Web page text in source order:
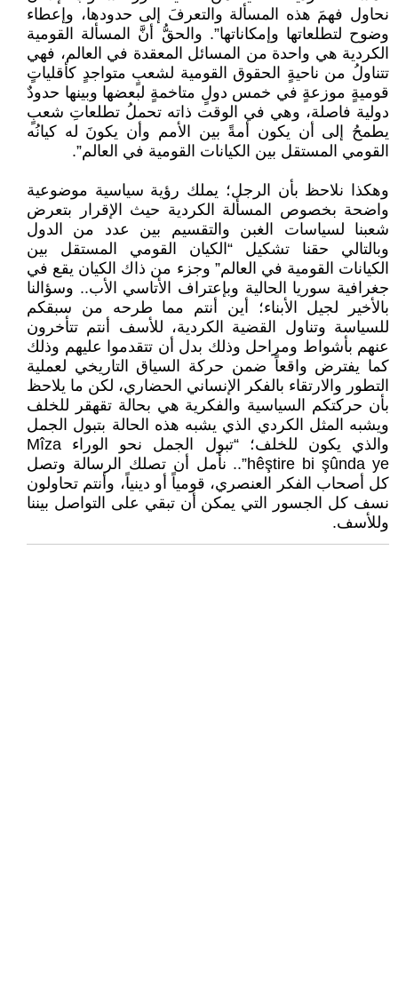
نحاول فهمَ هذه المسألة والتعرفَ إلى حدودها، وإعطاء
وضوح لتطلعاتها وإمكاناتها”. والحقُّ أنَّ المسألة القومية
الكردية هي واحدة من المسائل المعقدة في العالم، فهي
تتناولُ من ناحيةٍ الحقوق القومية لشعبٍ متواجدٍ كأقلياتٍ
قوميةٍ موزعةٍ في خمس دولٍ متاخمةٍ لبعضها وبينها حدودٌ
دولية فاصلة، وهي في الوقت ذاته تحملُ تطلعاتِ شعبٍ
يطمحُ إلى أن يكون أمةً بين الأمم وأن يكونَ له كيانُه
القومي المستقل بين الكيانات القومية في العالم”.
وهكذا نلاحظ بأن الرجل؛ يملك رؤية سياسية موضوعية
واضحة بخصوص المسألة الكردية حيث الإقرار بتعرض
شعبنا لسياسات الغبن والتقسيم بين عدد من الدول
وبالتالي حقنا تشكيل “الكيان القومي المستقل بين
الكيانات القومية في العالم” وجزء من ذاك الكيان يقع في
جغرافية سوريا الحالية وبإعتراف الأتاسي الأب.. وسؤالنا
بالأخير لجيل الأبناء؛ أين أنتم مما طرحه من سبقكم
للسياسة وتناول القضية الكردية، للأسف أنتم تتأخرون
عنهم بأشواط ومراحل وذلك بدل أن تتقدموا عليهم وذلك
كما يفترض واقعاً ضمن حركة السياق التاريخي لعملية
التطور والارتقاء بالفكر الإنساني الحضاري، لكن ما يلاحظ
بأن حركتكم السياسية والفكرية هي بحالة تقهقر للخلف
ويشبه المثل الكردي الذي يشبه هذه الحالة بتبول الجمل
والذي يكون للخلف؛ “تبول الجمل نحو الوراء Mîza
hêştire bi şûnda ye”.. نأمل أن تصلك الرسالة وتصل
كل أصحاب الفكر العنصري، قومياً أو دينياً، وأنتم تحاولون
نسف كل الجسور التي يمكن أن تبقي على التواصل بيننا
وللأسف.